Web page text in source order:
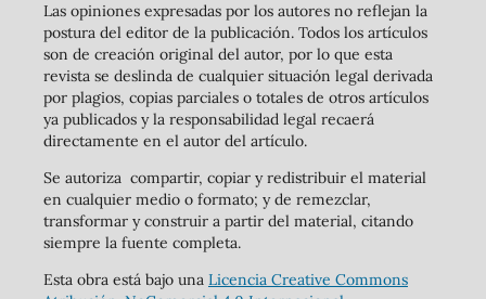
Las opiniones expresadas por los autores no reflejan la
postura del editor de la publicación. Todos los artículos
son de creación original del autor, por lo que esta
revista se deslinda de cualquier situación legal derivada
por plagios, copias parciales o totales de otros artículos
ya publicados y la responsabilidad legal recaerá
directamente en el autor del artículo.
Se autoriza compartir, copiar y redistribuir el material
en cualquier medio o formato; y de remezclar,
transformar y construir a partir del material, citando
siempre la fuente completa.
Esta obra está bajo una Licencia Creative Commons